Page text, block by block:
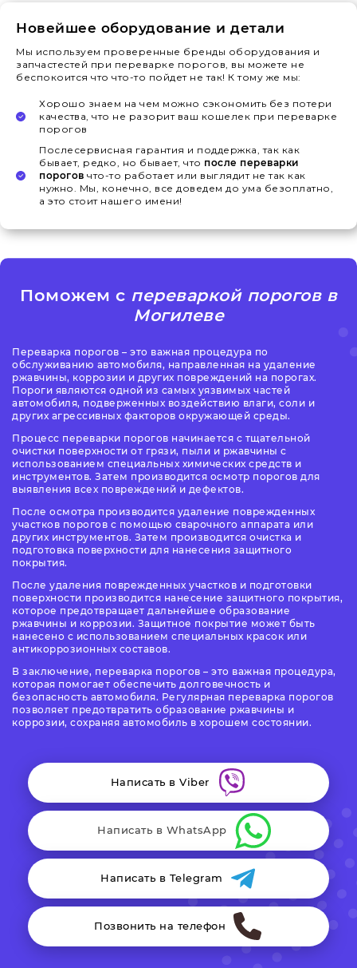
Новейшее оборудование и детали
Мы используем проверенные бренды оборудования и
запчастестей при переварке порогов, вы можете не
беспокоится что что-то пойдет не так! К тому же мы:
Хорошо знаем на чем можно сэкономить без потери
качества, что не разорит ваш кошелек при переварке
порогов
Послесервисная гарантия и поддержка, так как
бывает, редко, но бывает, что после переварки
порогов что-то работает или выглядит не так как
нужно. Мы, конечно, все доведем до ума безоплатно,
а это стоит нашего имени!
Поможем с переваркой порогов в
Могилеве
Переварка порогов – это важная процедура по
обслуживанию автомобиля, направленная на удаление
ржавчины, коррозии и других повреждений на порогах.
Пороги являются одной из самых уязвимых частей
автомобиля, подверженных воздействию влаги, соли и
других агрессивных факторов окружающей среды.
Процесс переварки порогов начинается с тщательной
очистки поверхности от грязи, пыли и ржавчины с
использованием специальных химических средств и
инструментов. Затем производится осмотр порогов для
выявления всех повреждений и дефектов.
После осмотра производится удаление поврежденных
участков порогов с помощью сварочного аппарата или
других инструментов. Затем производится очистка и
подготовка поверхности для нанесения защитного
покрытия.
После удаления поврежденных участков и подготовки
поверхности производится нанесение защитного покрытия,
которое предотвращает дальнейшее образование
ржавчины и коррозии. Защитное покрытие может быть
нанесено с использованием специальных красок или
антикоррозионных составов.
В заключение, переварка порогов – это важная процедура,
которая помогает обеспечить долговечность и
безопасность автомобиля. Регулярная переварка порогов
позволяет предотвратить образование ржавчины и
коррозии, сохраняя автомобиль в хорошем состоянии.
Написать в Viber
Написать в WhatsApp
Написать в Telegram
Позвонить на телефон